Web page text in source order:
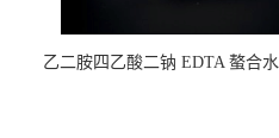
乙二胺四乙酸二钠 EDTA 螯合